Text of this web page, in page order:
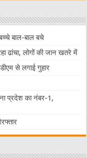
बाल-बाल बचे
ढांचा, लोगों की जान खतरे में
से लगाई गुहार
प्रदेश का नंबर-1,